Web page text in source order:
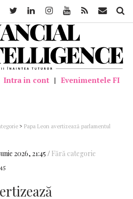
Intra in cont | Evenimentele FI
> Papa Leon avertizează parlamentul
2026, 21:45 Fără categorie
Twitter LinkedinInstagramYoutube Feed Mail